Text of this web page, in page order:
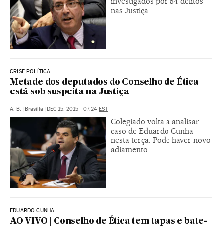
nas Justiça
CRISE POLÍTICA
Metade dos deputados do Conselho de Ética
está sob suspeita na Justiça
A. B. | Brasília | DEC 15, 2015 - 07:24 EST
Colegiado volta a analisar
caso de Eduardo Cunha
nesta terça. Pode haver novo
adiamento
EDUARDO CUNHA
AO VIVO | Conselho de Ética tem tapas e bate-